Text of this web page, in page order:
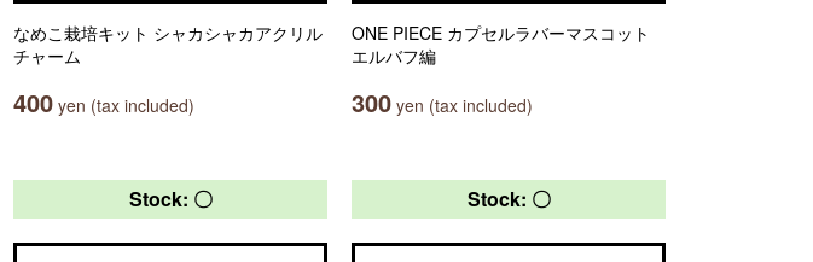
なめこ栽培キット シャカシャカアクリル
チャーム
400 yen (tax included)
ONE PIECE カプセルラバーマスコット
エルバフ編
300 yen (tax included)
Stock: 〇 Stock: 〇